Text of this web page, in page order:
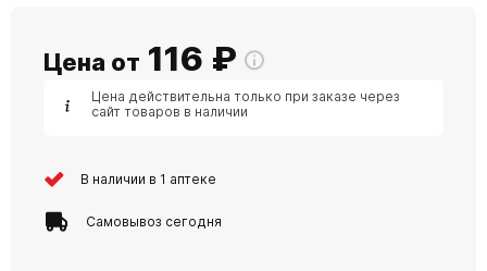
Цена от 116 ₽
Цена действительна только при заказе через
сайт товаров в наличии
В наличии в 1 аптеке
Самовывоз сегодня